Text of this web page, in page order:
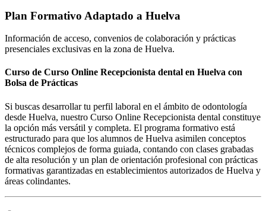
Plan Formativo Adaptado a Huelva
Información de acceso, convenios de colaboración y prácticas
presenciales exclusivas en la zona de Huelva.
Curso de Curso Online Recepcionista dental en Huelva con
Bolsa de Prácticas
Si buscas desarrollar tu perfil laboral en el ámbito de odontología
desde Huelva, nuestro Curso Online Recepcionista dental constituye
la opción más versátil y completa. El programa formativo está
estructurado para que los alumnos de Huelva asimilen conceptos
técnicos complejos de forma guiada, contando con clases grabadas
de alta resolución y un plan de orientación profesional con prácticas
formativas garantizadas en establecimientos autorizados de Huelva y
áreas colindantes.